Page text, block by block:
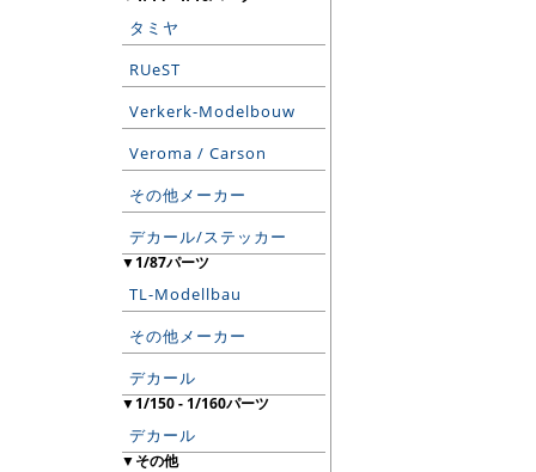
タミヤ
RUeST
Verkerk-Modelbouw
Veroma / Carson
その他メーカー
デカール/ステッカー
▼1/87パーツ
TL-Modellbau
その他メーカー
デカール
▼1/150 - 1/160パーツ
デカール
▼その他